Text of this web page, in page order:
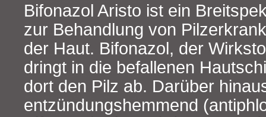
Bifonazol Aristo ist ein
zur Behandlung von
der Haut. Bifonazol, der
dringt in die befallenen
dort den Pilz ab. Darüber
entzündungshemmend